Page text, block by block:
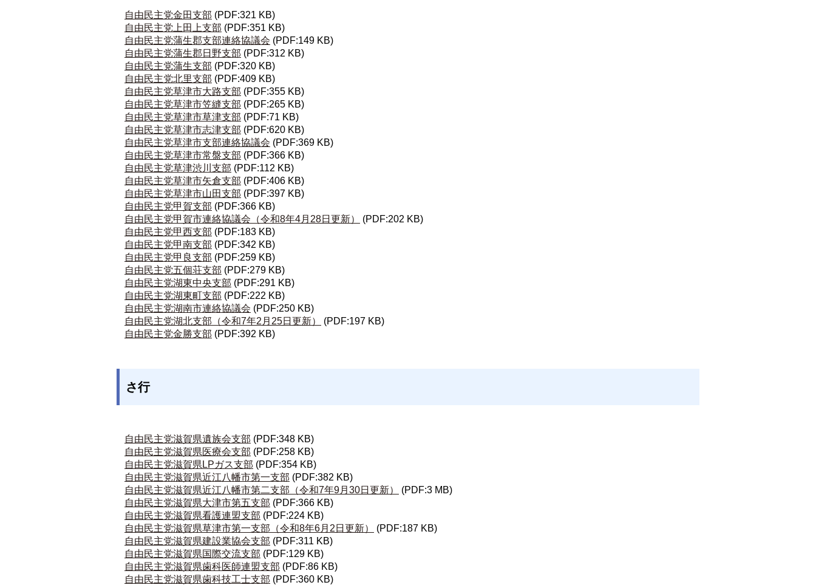
自由民主党金田支部 (PDF:321 KB)
自由民主党上田上支部 (PDF:351 KB)
自由民主党蒲生郡支部連絡協議会 (PDF:149 KB)
自由民主党蒲生郡日野支部 (PDF:312 KB)
自由民主党蒲生支部 (PDF:320 KB)
自由民主党北里支部 (PDF:409 KB)
自由民主党草津市大路支部 (PDF:355 KB)
自由民主党草津市笠縫支部 (PDF:265 KB)
自由民主党草津市草津支部 (PDF:71 KB)
自由民主党草津市志津支部 (PDF:620 KB)
自由民主党草津市支部連絡協議会 (PDF:369 KB)
自由民主党草津市常盤支部 (PDF:366 KB)
自由民主党草津渋川支部 (PDF:112 KB)
自由民主党草津市矢倉支部 (PDF:406 KB)
自由民主党草津市山田支部 (PDF:397 KB)
自由民主党甲賀支部 (PDF:366 KB)
自由民主党甲賀市連絡協議会（令和8年4月28日更新）
(PDF:202 KB)
自由民主党甲西支部 (PDF:183 KB)
自由民主党甲南支部 (PDF:342 KB)
自由民主党甲良支部 (PDF:259 KB)
自由民主党五個荘支部 (PDF:279 KB)
自由民主党湖東中央支部 (PDF:291 KB)
自由民主党湖東町支部 (PDF:222 KB)
自由民主党湖南市連絡協議会 (PDF:250 KB)
自由民主党湖北支部（令和7年2月25日更新）
(PDF:197 KB)
自由民主党金勝支部 (PDF:392 KB)
さ行
自由民主党滋賀県遺族会支部 (PDF:348 KB)
自由民主党滋賀県医療会支部 (PDF:258 KB)
自由民主党滋賀県LPガス支部 (PDF:354 KB)
自由民主党滋賀県近江八幡市第一支部 (PDF:382 KB)
自由民主党滋賀県近江八幡市第二支部（令和7年9月30日更新）
(PDF:3 MB)
自由民主党滋賀県大津市第五支部 (PDF:366 KB)
自由民主党滋賀県看護連盟支部 (PDF:224 KB)
自由民主党滋賀県草津市第一支部（令和8年6月2日更新）
(PDF:187 KB)
自由民主党滋賀県建設業協会支部 (PDF:311 KB)
自由民主党滋賀県国際交流支部 (PDF:129 KB)
自由民主党滋賀県歯科医師連盟支部 (PDF:86 KB)
自由民主党滋賀県歯科技工士支部 (PDF:360 KB)